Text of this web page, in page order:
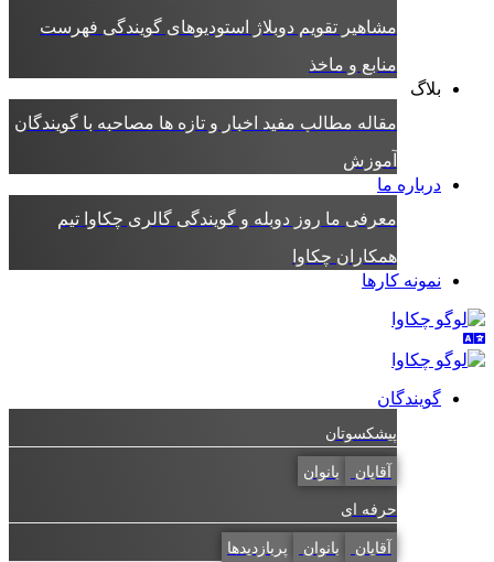
مشاهیر تقویم دوبلاژ استودیوهای گویندگی فهرست
منابع و ماخذ
بلاگ
مقاله مطالب مفید اخبار و تازه ها مصاحبه با گویندگان
آموزش
درباره ما
معرفی ما روز دوبله و گویندگی گالری چکاوا تیم
همکاران چکاوا
نمونه کارها
گویندگان
پیشکسوتان
آقایان بانوان
حرفه ای
آقایان بانوان پربازدیدها